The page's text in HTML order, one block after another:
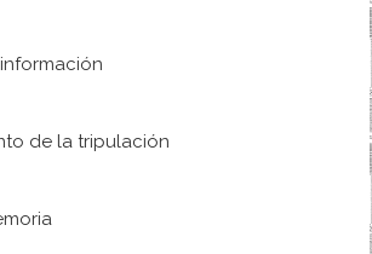
de la tripulación